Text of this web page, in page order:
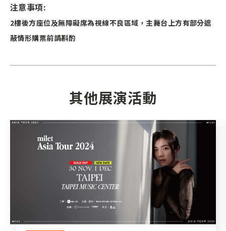
注意事項:
2樓後方座位及無障礙席為視線不良區域，主舞台上方有部分遮
蔽情形購票前請斟酌
其他展演活動